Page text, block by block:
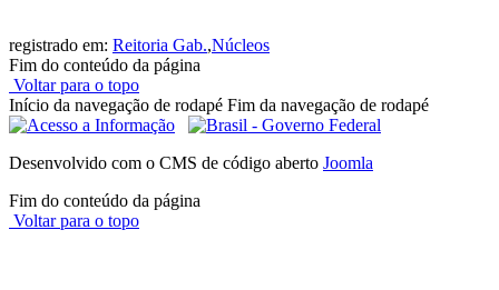
registrado em: Reitoria Gab.,Núcleos
Fim do conteúdo da página
Voltar para o topo
Início da navegação de rodapé Fim da navegação de rodapé
Desenvolvido com o CMS de código aberto Joomla
Fim do conteúdo da página
Voltar para o topo